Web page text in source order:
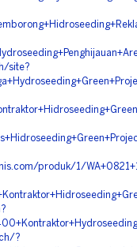
site?
produk/1/
?